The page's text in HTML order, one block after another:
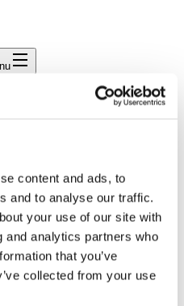
content and ads, to
and to analyse our traffic.
your use of our site with
and analytics partners who
that you’ve
collected from your use
z vaší kolekce byste mi
údržba, odolné proti